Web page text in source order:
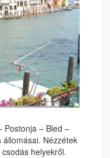
Postonja – Bled –
Nézzétek
helyekről.